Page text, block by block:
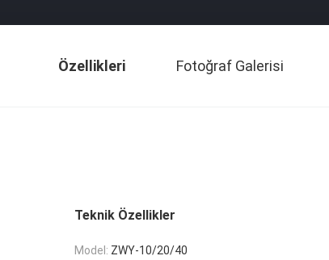
Özellikleri Fotoğraf Galerisi
Teknik Özellikler
Model: ZWY-10/20/40